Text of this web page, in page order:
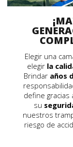
Elegir una
elegir la
Brindar años
define gracias
su
nuestros
riesgo de